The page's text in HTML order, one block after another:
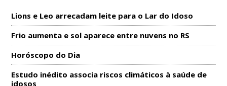
Lions e Leo arrecadam leite para o Lar do Idoso
Frio aumenta e sol aparece entre nuvens no RS
Horóscopo do Dia
Estudo inédito associa riscos climáticos à saúde de
idosos